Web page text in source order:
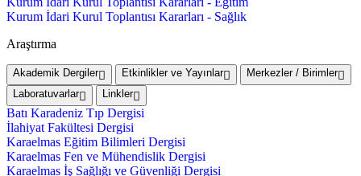
Kurum İdari Kurul Toplantısı Kararları - Sağlık
Araştırma
Akademik Dergiler Etkinlikler ve Yayınlar
Merkezler / Birimler
Laboratuvarlar
Linkler
Batı Karadeniz Tıp Dergisi
İlahiyat Fakültesi Dergisi
Karaelmas Eğitim Bilimleri Dergisi
Karaelmas Fen ve Mühendislik Dergisi
Karaelmas İş Sağlığı ve Güvenliği Dergisi